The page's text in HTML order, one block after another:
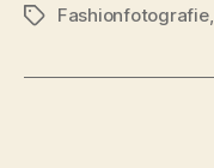
Schlagwörter
Fashionfotografie,